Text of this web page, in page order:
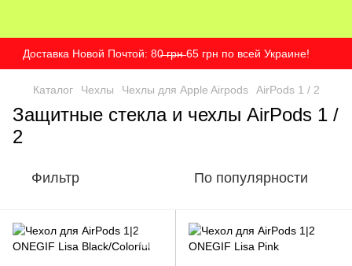
Доставка Новой Почтой: 80̶ ̶г̶р̶н̶ 65 грн по всей Украине!
Каталог Чехлы Чехлы для Apple Airpods AirPods 1 / 2
Защитные стекла и чехлы AirPods 1 /
2
Фильтр По популярности